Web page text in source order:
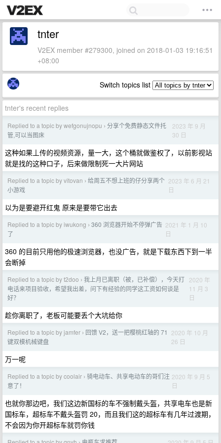
tnter
V2EX member #279300, joined on 2018-01-03 19:16:51
+08:00
Switch topics list
tnter's recent replies
Replied to a topic by wefgonujnopu › 分享个免费静态文件托
管,可以当图床
2023 年 9 月
30 日
这种如果丄传的视频资源，量一大，这个桶就做鉴权了，以前影视站
就是找的这种口子，后来做限制死一大片网站
Replied to a topic by vitovan › 给周五不想上班的仔分享两个
小游戏
2023 年 6 月 21
日
以为是要避开红鬼 原来是要带它出去
Replied to a topic by iwukong › 360 浏览器开始不停弹广告
了
2021 年 1 月 10
日
360 的目前只用他的极速浏览器，也没广告，就是下载东西下到一半
会断掉
Replied to a topic by t2doo › 我上月已离职（被，已补偿），今天打
电话来项目验收，希望我出差，问下有经验的同学这工资如何谈是
好？
2020 年
11 月 3
日
趁你离职了，老板可能要丢个大坑给你
Replied to a topic by jamfer › 回馈 V2，送一把樱桃红轴的 71
键双模机械键盘
2020 年 10 月
26 日
万一呢
Replied to a topic by coolair › 骑电动车、共享电动车的哥们注
意了！
2020 年 9 月 5
日
也就你那边吧，我们这边新国标的车不强制戴头盔，共享电车也是新
国标车，超标车不戴头盔罚 20，而且我们这的超标车有几年过渡期，
不会因为你开超标车就罚你钱